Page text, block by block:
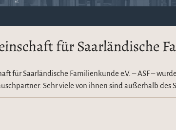
für Saarländische
für Saarländische Familienkunde e.V. – ASF –
Sehr viele von ihnen sind außerhalb des